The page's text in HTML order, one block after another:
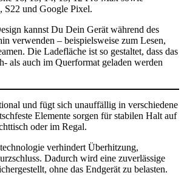
S22 und Google Pixel.
kannst Du Dein Gerät während des
verwenden – beispielsweise zum Lesen,
Die Ladefläche ist so gestaltet, dass das
als auch im Querformat geladen werden
und fügt sich unauffällig in verschiedene
Elemente sorgen für stabilen Halt auf
oder im Regal.
verhindert Überhitzung,
Dadurch wird eine zuverlässige
ohne das Endgerät zu belasten.